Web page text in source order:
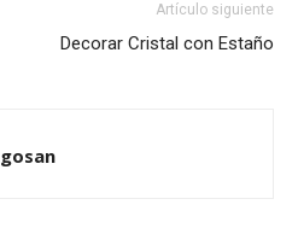
Artículo siguiente
Decorar Cristal con Estaño
gosan